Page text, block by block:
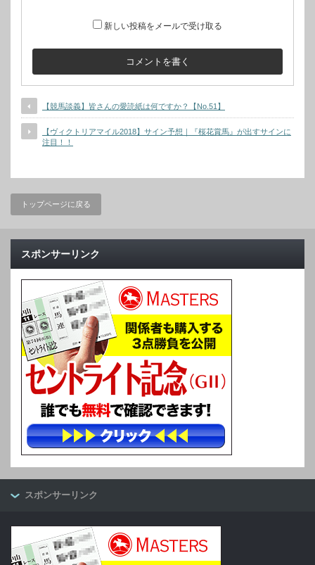
新しい投稿をメールで受け取る
【競馬談義】皆さんの愛読紙は何ですか？【No.51】
【ヴィクトリアマイル2018】サイン予想｜『桜花賞馬』が出すサインに
注目！！
トップページに戻る
スポンサーリンク
スポンサーリンク